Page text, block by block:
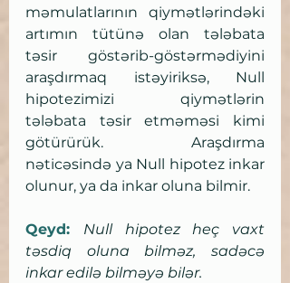
məmulatlarının qiymətlərindəki
artımın tütünə olan tələbata
təsir göstərib-göstərmədiyini
araşdırmaq istəyiriksə, Null
hipotezimizi qiymətlərin
tələbata təsir etməməsi kimi
götürürük. Araşdırma
nəticəsində ya Null hipotez inkar
olunur, ya da inkar oluna bilmir.
Qeyd: Null hipotez heç vaxt
təsdiq oluna bilməz, sadəcə
inkar edilə bilməyə bilər.